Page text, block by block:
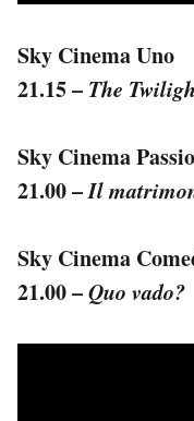
Sky Cinema Uno
21.15 – The
Sky Cinema
21.00 –Il
Sky Cinema
21.00 –Quo vado?